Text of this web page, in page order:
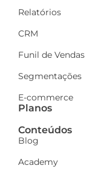
Relatórios
CRM
Funil de Vendas
Segmentações
E-commerce
Planos
Conteúdos
Blog
Academy